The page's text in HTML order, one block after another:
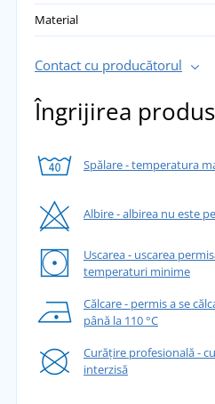
Material
Contact cu producătorul
Îngrijirea
Spălare - temperatura
Albire - albirea nu este
Uscarea - uscarea
temperaturi minime
Călcare - permis a se
până la 110 °C
Curățire profesională -
interzisă